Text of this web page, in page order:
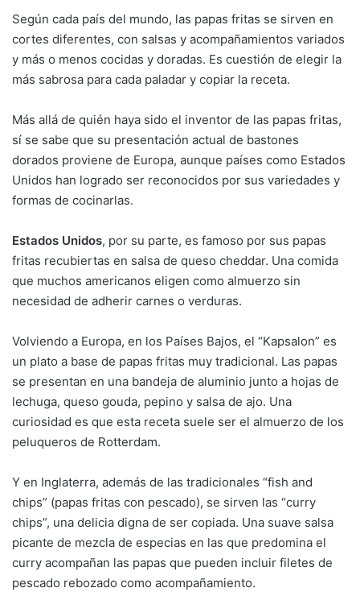
Según cada país del mundo, las papas fritas se sirven en
cortes diferentes, con salsas y acompañamientos variados
y más o menos cocidas y doradas. Es cuestión de elegir la
más sabrosa para cada paladar y copiar la receta.
Más allá de quién haya sido el inventor de las papas fritas,
sí se sabe que su presentación actual de bastones
dorados proviene de Europa, aunque países como Estados
Unidos han logrado ser reconocidos por sus variedades y
formas de cocinarlas.
Estados Unidos, por su parte, es famoso por sus papas
fritas recubiertas en salsa de queso cheddar. Una comida
que muchos americanos eligen como almuerzo sin
necesidad de adherir carnes o verduras.
Volviendo a Europa, en los Países Bajos, el “Kapsalon” es
un plato a base de papas fritas muy tradicional. Las papas
se presentan en una bandeja de aluminio junto a hojas de
lechuga, queso gouda, pepino y salsa de ajo. Una
curiosidad es que esta receta suele ser el almuerzo de los
peluqueros de Rotterdam.
Y en Inglaterra, además de las tradicionales “fish and
chips” (papas fritas con pescado), se sirven las “curry
chips”, una delicia digna de ser copiada. Una suave salsa
picante de mezcla de especias en las que predomina el
curry acompañan las papas que pueden incluir filetes de
pescado rebozado como acompañamiento.